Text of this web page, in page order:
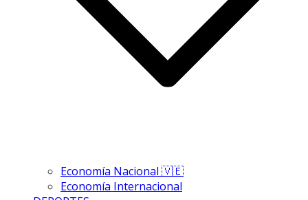
Economía Nacional 🇻🇪
Economía Internacional